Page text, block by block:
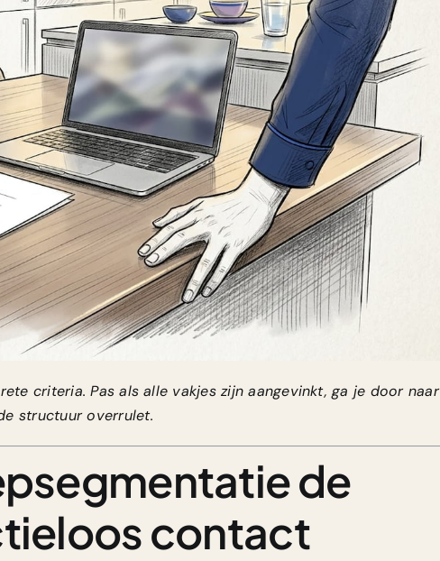
criteria. Pas als alle vakjes zijn aangevinkt, ga je door naar
structuur overrulet.
de
contact